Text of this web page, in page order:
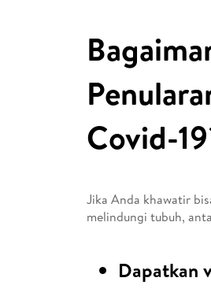
Covid-
Jika Anda khawatir
melindungi tubuh,
Dapatkan